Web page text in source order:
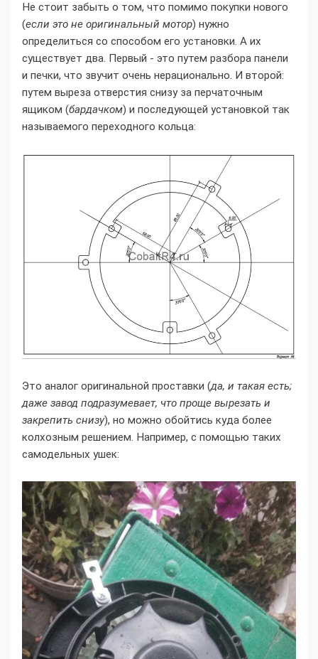
Не стоит забыть о том, что помимо покупки нового
(если это не оригинальный мотор) нужно
определиться со способом его установки. А их
существует два. Первый - это путем разбора панели
и печки, что звучит очень нерационально. И второй:
путем выреза отверстия снизу за перчаточным
ящиком (бардачком) и последующей установкой так
называемого переходного кольца:
Это аналог оригинальной проставки (да, и такая есть;
даже завод подразумевает, что проще вырезать и
закрепить снизу), но можно обойтись куда более
колхозным решением. Например, с помощью таких
самодельных ушек: